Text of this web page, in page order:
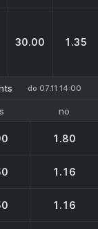
30.00 1.35
do 07.11 14:00
no
1.80
1.16
1.16